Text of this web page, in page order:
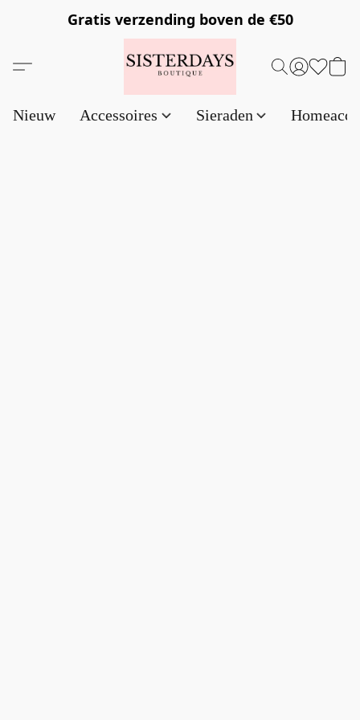
Gratis verzending boven de €50
Nieuw Accessoires Sieraden